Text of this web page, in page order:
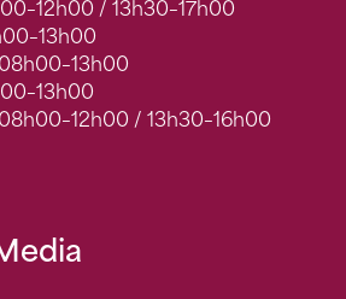
/ 13h30–17h00
/ 13h30–16h00